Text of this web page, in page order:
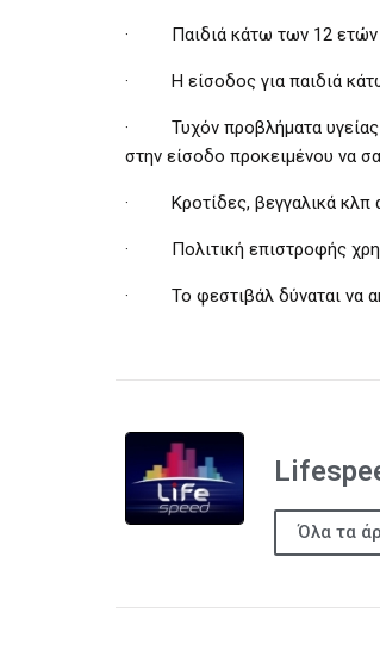
· Παιδιά κάτω των 12
· Η είσοδος για παιδιά
· Τυχόν προβλήματα
στην είσοδο προκειμένου να
· Κροτίδες, βεγγαλικά
· Πολιτική επιστροφής
· Το φεστιβάλ δύναται να
Όλα τα